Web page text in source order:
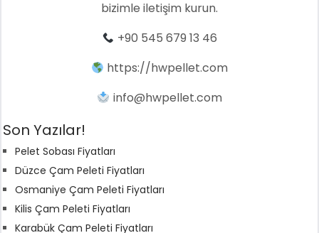
bizimle iletişim kurun.
+90 545 679 13 46
https://hwpellet.com
info@hwpellet.com
Son Yazılar!
Pelet Sobası Fiyatları
Düzce Çam Peleti Fiyatları
Osmaniye Çam Peleti Fiyatları
Kilis Çam Peleti Fiyatları
Karabük Çam Peleti Fiyatları